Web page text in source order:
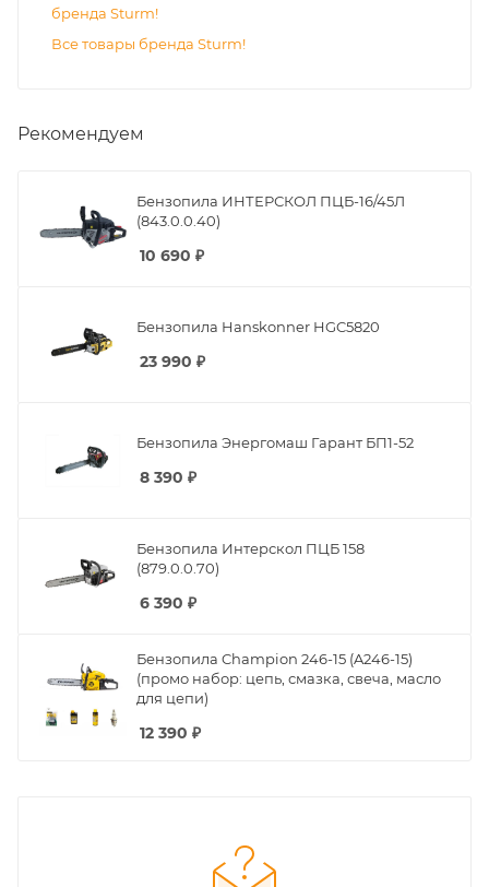
бренда Sturm!
Все товары бренда Sturm!
Рекомендуем
Бензопила ИНТЕРСКОЛ ПЦБ-16/45Л
(843.0.0.40)
10 690 ₽
Бензопила Hanskonner HGC5820
23 990 ₽
Бензопила Энергомаш Гарант БП1-52
8 390 ₽
Бензопила Интерскол ПЦБ 158
(879.0.0.70)
6 390 ₽
Бензопила Champion 246-15 (A246-15)
(промо набор: цепь, смазка, свеча, масло
для цепи)
12 390 ₽